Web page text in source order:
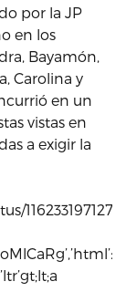
por la JP
en los
Bayamón,
Carolina y
en un
vistas en
a exigir la